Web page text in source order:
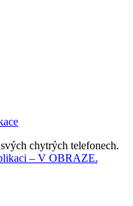
chytrých telefonech.
– V OBRAZE.